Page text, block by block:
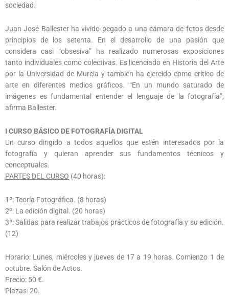
sociedad.
Juan José Ballester ha vivido pegado a una cámara de fotos desde
principios de los setenta. En el desarrollo de una pasión que
considera casi “obsesiva” ha realizado numerosas exposiciones
tanto individuales como colectivas. Es licenciado en Historia del Arte
por la Universidad de Murcia y también ha ejercido como crítico de
arte en diferentes medios gráficos. “En un mundo saturado de
imágenes es fundamental entender el lenguaje de la fotografía”,
afirma Ballester.
I CURSO BÁSICO DE FOTOGRAFÍA DIGITAL
Un curso dirigido a todos aquellos que estén interesados por la
fotografía y quieran aprender sus fundamentos técnicos y
conceptuales.
PARTES DEL CURSO (40 horas):
1º: Teoría Fotográfica. (8 horas)
2º: La edición digital. (20 horas)
3º: Salidas para realizar trabajos prácticos de fotografía y su edición.
(12)
Horario: Lunes, miércoles y jueves de 17 a 19 horas. Comienzo 1 de
octubre. Salón de Actos.
Precio: 50 €.
Plazas: 20.